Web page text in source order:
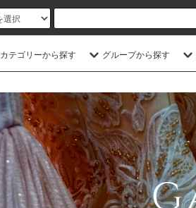
カテゴリーから探す グループから探す